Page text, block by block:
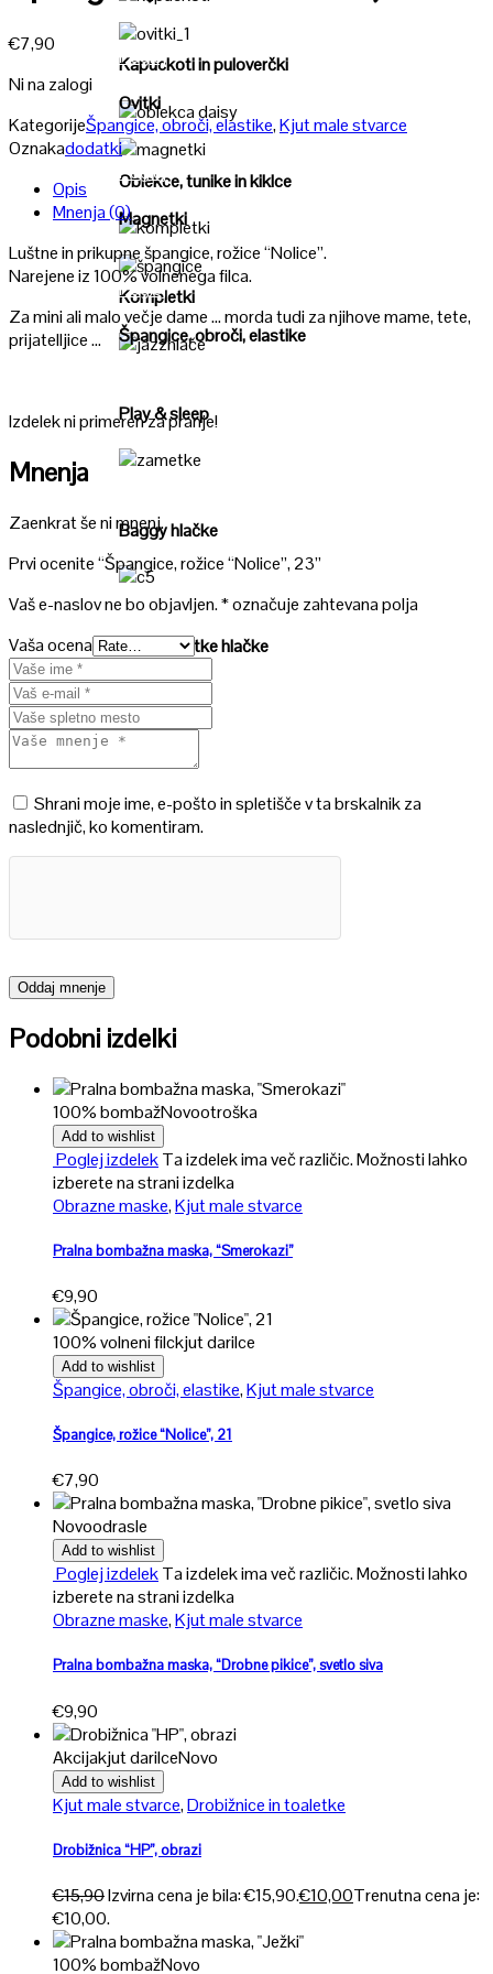
Poglej
Kapuckoti in puloverčki
Poglej
Oblekce, tunike in kiklce
Poglej
Kompletki
Play & sleep
Baggy hlačke
Poglej
Baggy kratke hlačke
Poglej
Ovitki
Poglej
Magnetki
Poglej
Špangice, obroči, elastike
€7,90
Ni na zalogi
KategorijeŠpangice, obroči, elastike,Kjut male stvarce
Oznakadodatki
Opis
Mnenja (0)
Luštne in prikupne špangice, rožice “Nolice”.
Narejene iz 100% volnenega filca.
Za mini ali malo večje dame … morda tudi za njihove mame, tete,
prijatelljice …
Izdelek ni primeren za pranje!
Mnenja
Zaenkrat še ni mnenj.
Prvi ocenite “Špangice, rožice “Nolice”, 23”
Vaš e-naslov ne bo objavljen.*označuje zahtevana polja
Vaša ocena
Shrani moje ime, e-pošto in spletišče v ta brskalnik za
naslednjič, ko komentiram.
Podobni izdelki
100% bombažNovootroška
Add to wishlist
Poglej izdelekTa izdelek ima več različic. Možnosti lahko
izberete na strani izdelka
Obrazne maske,Kjut male stvarce
Pralna bombažna maska, “Smerokazi”
€9,90
100% volneni filckjut darilce
Add to wishlist
Špangice, obroči, elastike,Kjut male stvarce
Špangice, rožice “Nolice”, 21
€7,90
Novoodrasle
Add to wishlist
Poglej izdelekTa izdelek ima več različic. Možnosti lahko
izberete na strani izdelka
Obrazne maske,Kjut male stvarce
Pralna bombažna maska, “Drobne pikice”, svetlo siva
€9,90
Akcijakjut darilceNovo
Add to wishlist
Kjut male stvarce,Drobižnice in toaletke
Drobižnica “HP”, obrazi
€15,90Izvirna cena je bila: €15,90.€10,00Trenutna cena je:
€10,00.
100% bombažNovo